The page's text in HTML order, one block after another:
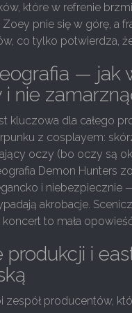
które w refrenie
pnie się w górę, a
co tylko potwierdza,
— jak
nie
kluczowa dla całego
z cosplayem:
oczy (bo oczy są
Demon Hunters
i niebezpiecznie
akrobacje.
to mała
produkcji i
zespół producentów,